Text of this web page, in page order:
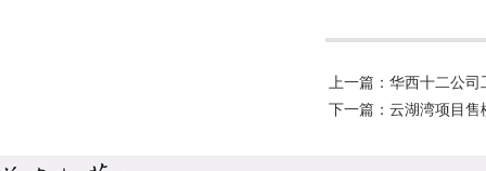
上一篇：华西十二公
下一篇：云湖湾项目